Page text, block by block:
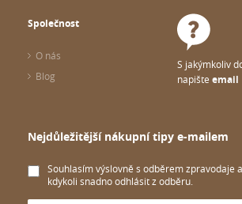
Společnost
O nás
Blog
S jakýmkoliv
napište email
Nejdůležitější nákupní tipy e-mailem
Souhlasím výslovně s odběrem zpravodaje
kdykoli snadno odhlásit z odběru.